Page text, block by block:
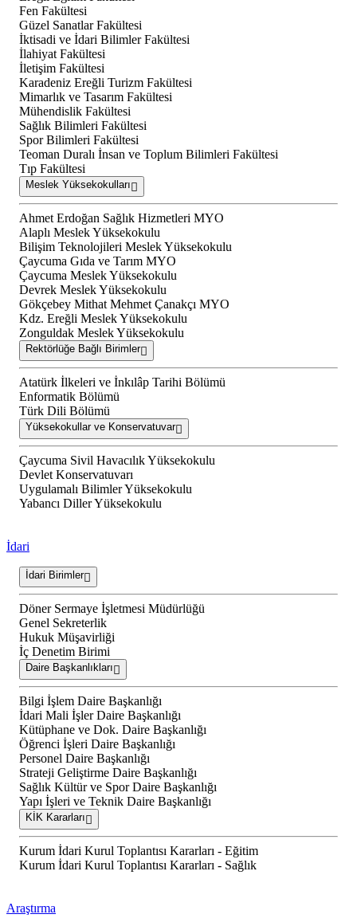
Fen Fakültesi
Güzel Sanatlar Fakültesi
İktisadi ve İdari Bilimler Fakültesi
İlahiyat Fakültesi
İletişim Fakültesi
Karadeniz Ereğli Turizm Fakültesi
Mimarlık ve Tasarım Fakültesi
Mühendislik Fakültesi
Sağlık Bilimleri Fakültesi
Spor Bilimleri Fakültesi
Teoman Duralı İnsan ve Toplum Bilimleri Fakültesi
Tıp Fakültesi
Meslek Yüksekokulları
Ahmet Erdoğan Sağlık Hizmetleri MYO
Alaplı Meslek Yüksekokulu
Bilişim Teknolojileri Meslek Yüksekokulu
Çaycuma Gıda ve Tarım MYO
Çaycuma Meslek Yüksekokulu
Devrek Meslek Yüksekokulu
Gökçebey Mithat Mehmet Çanakçı MYO
Kdz. Ereğli Meslek Yüksekokulu
Zonguldak Meslek Yüksekokulu
Rektörlüğe Bağlı Birimler
Atatürk İlkeleri ve İnkılâp Tarihi Bölümü
Enformatik Bölümü
Türk Dili Bölümü
Yüksekokullar ve Konservatuvar
Çaycuma Sivil Havacılık Yüksekokulu
Devlet Konservatuvarı
Uygulamalı Bilimler Yüksekokulu
Yabancı Diller Yüksekokulu
İdari
İdari Birimler
Döner Sermaye İşletmesi Müdürlüğü
Genel Sekreterlik
Hukuk Müşavirliği
İç Denetim Birimi
Daire Başkanlıkları
Bilgi İşlem Daire Başkanlığı
İdari Mali İşler Daire Başkanlığı
Kütüphane ve Dok. Daire Başkanlığı
Öğrenci İşleri Daire Başkanlığı
Personel Daire Başkanlığı
Strateji Geliştirme Daire Başkanlığı
Sağlık Kültür ve Spor Daire Başkanlığı
Yapı İşleri ve Teknik Daire Başkanlığı
KİK Kararları
Kurum İdari Kurul Toplantısı Kararları - Eğitim
Kurum İdari Kurul Toplantısı Kararları - Sağlık
Araştırma